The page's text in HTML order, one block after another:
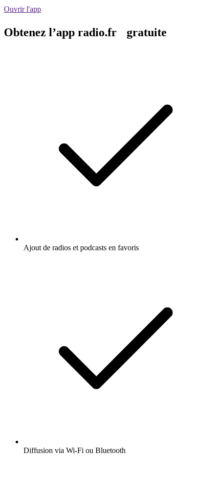
Ouvrir l'app
Obtenez l’app radio.fr gratuite
Ajout de radios et podcasts en favoris
Diffusion via Wi-Fi ou Bluetooth